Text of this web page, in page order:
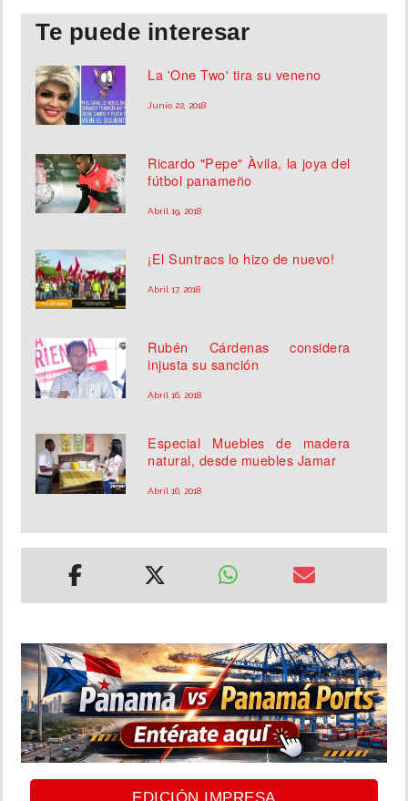
IMPRESO
Te puede interesar
La 'One Two' tira su veneno
Junio 22, 2018
Ricardo "Pepe" Àvila, la joya del
fútbol panameño
Abril 19, 2018
¡El Suntracs lo hizo de nuevo!
Abril 17, 2018
Rubén Cárdenas considera
injusta su sanción
Abril 16, 2018
Especial Muebles de madera
natural, desde muebles Jamar
Abril 16, 2018